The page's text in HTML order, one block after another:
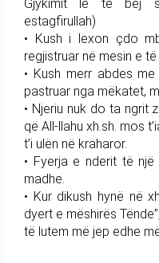
Gjykimit le të bëj
estagfirullah)
• Kush i lexon çdo
regjistruar në mesin e
• Kush merr abdes
pastruar nga mëkatet,
• Njeriu nuk do ta ngrit
që All-llahu xh.sh. mos
t’i ulën në kraharor.
• Fyerja e nderit të
madhe.
• Kur dikush hynë në
dyert e mëshirës
të lutem më jep edhe